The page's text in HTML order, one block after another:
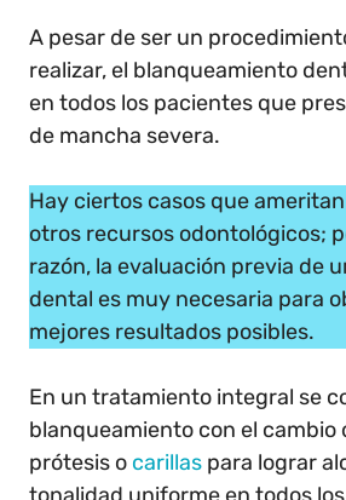
A pesar de ser un
realizar, el blanqueamiento
en todos los pacientes que
de mancha severa.
Hay ciertos casos que
otros recursos odontológicos;
razón, la evaluación previa de
dental es muy necesaria para
mejores resultados posibles.
En un tratamiento integral se
blanqueamiento con el cambio
prótesis o carillas para lograr